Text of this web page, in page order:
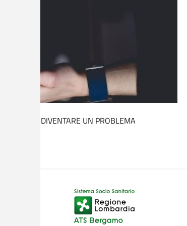
DI ASCOLTO PSICOLOGICO